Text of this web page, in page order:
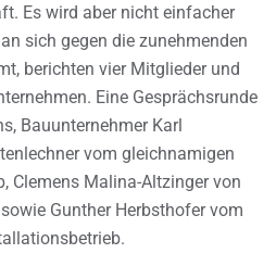
Es wird aber nicht einfacher
sich gegen die zunehmenden
berichten vier Mitglieder und
Eine Gesprächsrunde
Bauunternehmer Karl
vom gleichnamigen
Clemens Malina-Altzinger von
Gunther Herbsthofer vom